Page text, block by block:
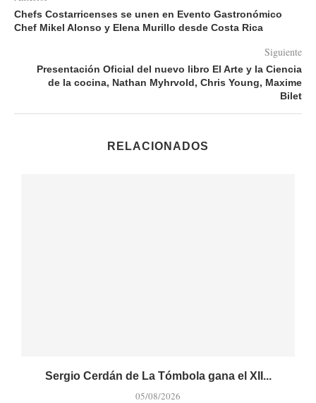
Chefs Costarricenses se unen en Evento Gastronómico
Chef Mikel Alonso y Elena Murillo desde Costa Rica
Siguiente
Presentación Oficial del nuevo libro El Arte y la Ciencia
de la cocina, Nathan Myhrvold, Chris Young, Maxime
Bilet
RELACIONADOS
Sergio Cerdán de La Tómbola gana el XII...
05/08/2026